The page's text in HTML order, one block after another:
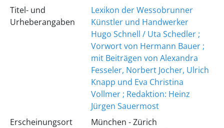
Titel- und
Urheberangaben
Lexikon der Wessobrunner
Künstler und Handwerker
Hugo Schnell / Uta Schedler ;
Vorwort von Hermann Bauer ;
mit Beiträgen von Alexandra
Fesseler, Norbert Jocher, Ulrich
Knapp und Eva Christina
Vollmer ; Redaktion: Heinz
Jürgen Sauermost
Erscheinungsort
München - Zürich